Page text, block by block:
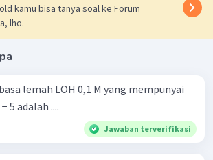
kamu bisa tanya soal ke Forum
lho.
lemah LOH 0,1 M yang mempunyai
5 adalah ....
Jawaban terverifikasi